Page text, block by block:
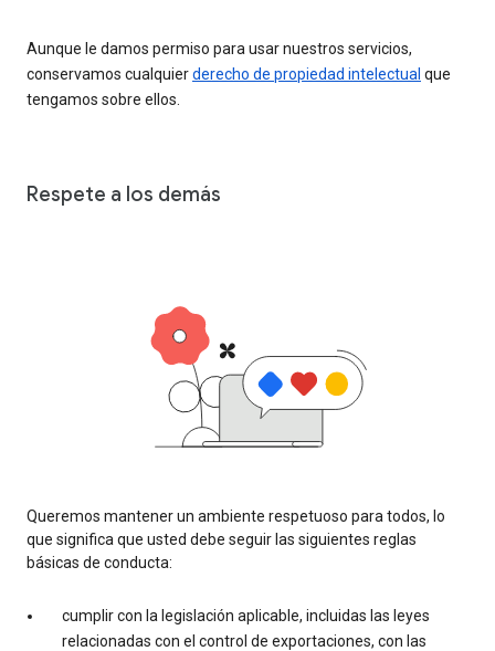
Aunque le damos permiso para usar nuestros servicios,
conservamos cualquierderecho de propiedad intelectual que
tengamos sobre ellos.
Respete a los demás
Queremos mantener un ambiente respetuoso para todos, lo
que significa que usted debe seguir las siguientes reglas
básicas de conducta:
cumplir con la legislación aplicable, incluidas las leyes
relacionadas con el control de exportaciones, con las